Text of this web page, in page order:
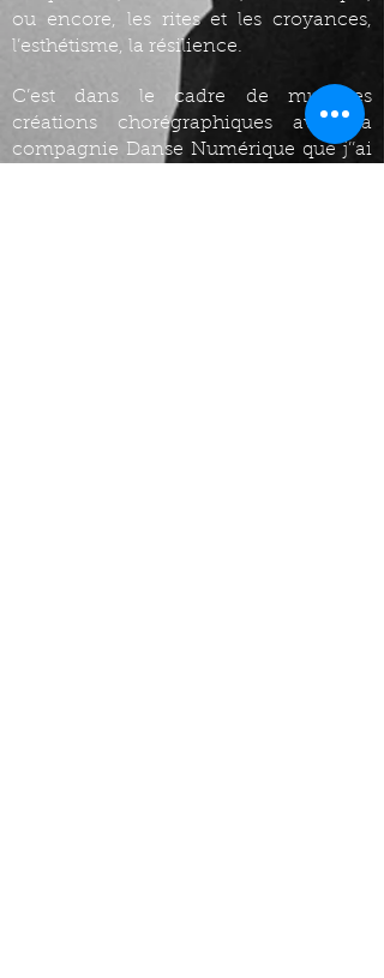
ou encore, les rites et les croyances,
l’esthétisme, la résilience.
C’est dans le cadre de multiples
créations chorégraphiques avec la
compagnie Danse Numérique que j’’ai